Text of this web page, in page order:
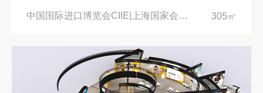
中国国际进口博览会CIIE|上海国家会展中心 305㎡